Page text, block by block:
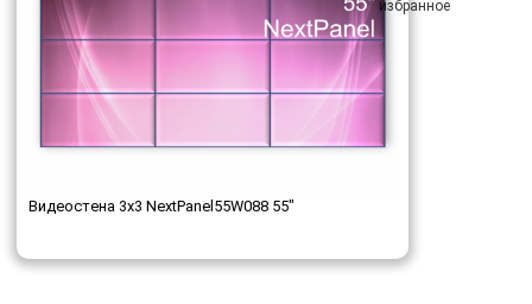
Видеостена 3x3 NextPanel55W088 55"